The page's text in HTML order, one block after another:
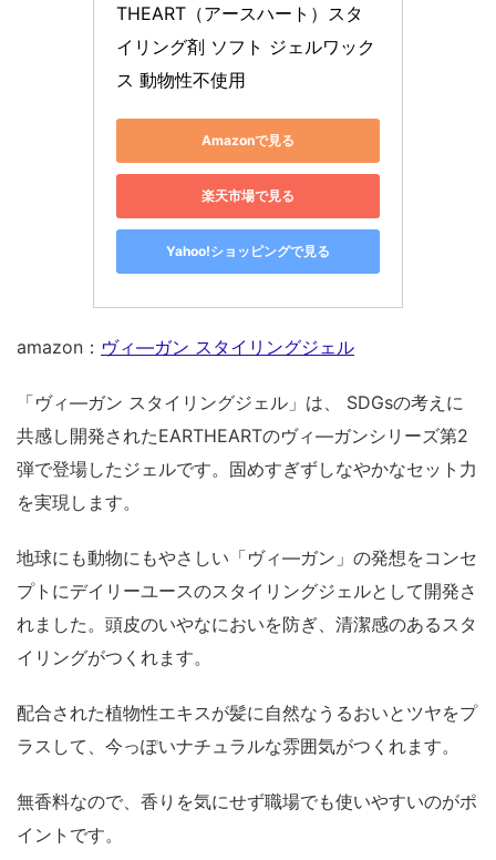
THEART（アースハート）スタ
イリング剤 ソフト ジェルワック
ス 動物性不使用
Amazonで見る
楽天市場で見る
Yahoo!ショッピングで見る
amazon： ヴィ―ガン スタイリングジェル
「ヴィ―ガン スタイリングジェル」は、 SDGsの考えに
共感し開発されたEARTHEARTのヴィ―ガンシリーズ第2
弾で登場したジェルです。固めすぎずしなやかなセット力
を実現します。
地球にも動物にもやさしい「ヴィ―ガン」の発想をコンセ
プトにデイリーユースのスタイリングジェルとして開発さ
れました。頭皮のいやなにおいを防ぎ、清潔感のあるスタ
イリングがつくれます。
配合された植物性エキスが髪に自然なうるおいとツヤをプ
ラスして、今っぽいナチュラルな雰囲気がつくれます。
無香料なので、香りを気にせず職場でも使いやすいのがポ
イントです。